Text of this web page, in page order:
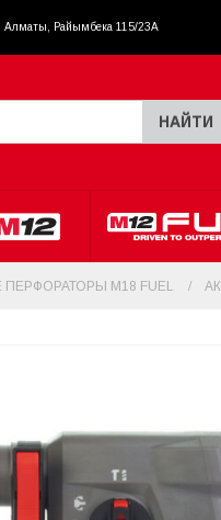
Алматы, Райымбека 115/23A
НАЙТИ
M18 FUEL